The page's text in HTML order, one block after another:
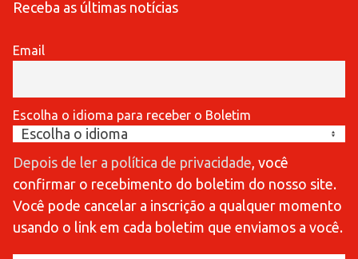
Receba as últimas notícias
Email
Escolha o idioma para receber o Boletim
Depois de ler a política de privacidade, você
confirmar o recebimento do boletim do nosso site.
Você pode cancelar a inscrição a qualquer momento
usando o link em cada boletim que enviamos a você.